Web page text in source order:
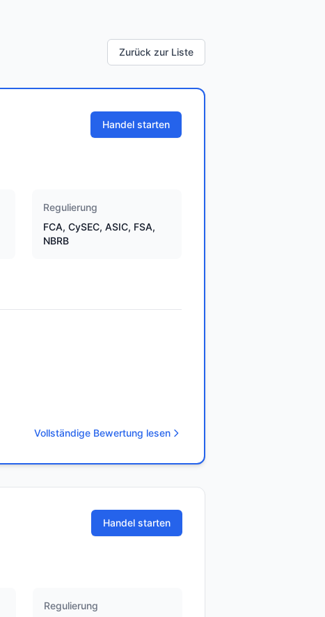
Zurück zur Liste
Handel starten
Regulierung
FCA, CySEC, ASIC, FSA,
NBRB
Vollständige Bewertung lesen
Handel starten
Regulierung